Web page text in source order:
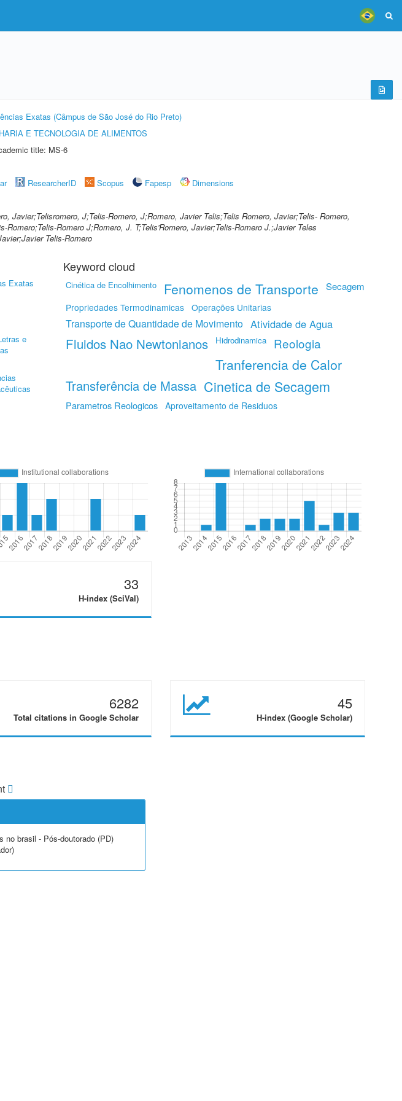
Exatas (Câmpus de São José do Rio Preto)
E TECNOLOGIA DE ALIMENTOS
title: MS-6
ResearcherID Scopus Fapesp
Dimensions
Javier;Telisromero, J;Telis-Romero, J;Romero, Javier Telis;Telis Romero, Javier;Telis- Romero,
Romero;Telis-Romero J;Romero, J. T;Telis'Romero, Javier;Telis-Romero J.;Javier Teles
Telis-Romero
Exatas
e
Keyword cloud
Cinética de Encolhimento Fenomenos de Transporte Secagem
Propriedades Termodinamicas Operações Unitarias
Transporte de Quantidade de Movimento Atividade de Agua
Fluidos Nao Newtonianos Hidrodinamica Reologia
Tranferencia de Calor
Transferência de Massa Cinetica de Secagem
Parametros Reologicos Aproveitamento de Residuos
33
H-index (SciVal)
6282
Total citations in Google Scholar
45
H-index (Google Scholar)
no brasil - Pós-doutorado (PD)